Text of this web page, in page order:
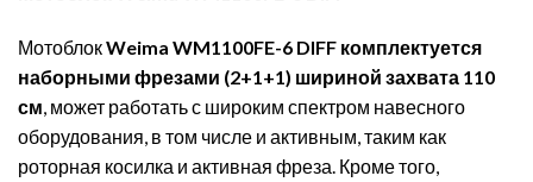
МотоблокWeima WM1100FE-6 DIFF комплектуется
наборными фрезами (2+1+1) шириной захвата 110
см, может работать с широким спектром навесного
оборудования, в том числе и активным, таким как
роторная косилка и активная фреза. Кроме того,